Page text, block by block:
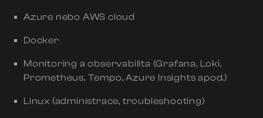
Azure nebo AWS cloud
Docker
Monitoring a observabilita (Grafana, Loki,
Prometheus, Tempo, Azure Insights apod.)
Linux (administrace, troubleshooting)